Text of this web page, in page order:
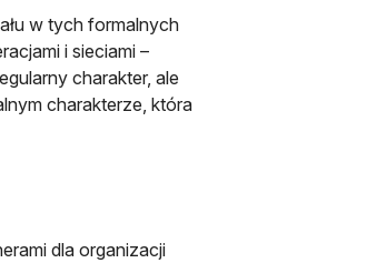
w tych formalnych
i sieciami –
charakter, ale
charakterze, która
dla organizacji